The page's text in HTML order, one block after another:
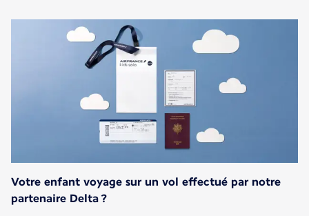
Votre enfant voyage sur un vol effectué par notre
partenaire Delta ?